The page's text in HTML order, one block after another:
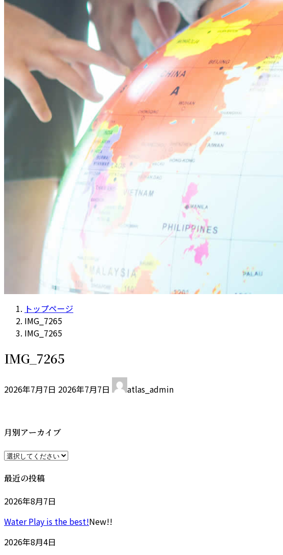
恵比寿ブログ
学校概要
アクセス
お問い合わせ
Instagram
ATLAS International School Official
五反田インスタグラム
荻窪インスタグラム
立川インスタグラム
下高井戸インスタグラム
恵比寿インスタグラム
トップページ
IMG_7265
IMG_7265
IMG_7265
2026年7月7日 終
日
:
2026年7月7日 atlas_admin
月別アーカイブ
最近の投稿
2026年8月7日
Water Play is the best!New!!
2026年8月4日